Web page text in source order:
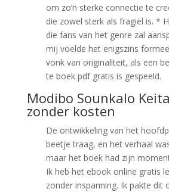
om zo’n sterke connectie te
die zowel sterk als fragiel is. *
die fans van het genre zal
mij voelde het enigszins
vonk van originaliteit, als een
te boek pdf gratis is gespeeld.
Modibo Sounkalo
zonder kosten
De ontwikkeling van het
beetje traag, en het verhaal
maar het boek had zijn
Ik heb het ebook online gratis
zonder inspanning. Ik pakte dit